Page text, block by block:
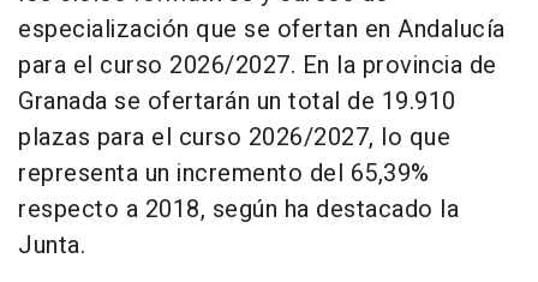
especialización que se ofertan en Andalucía
para el curso 2026/2027. En la provincia de
Granada se ofertarán un total de 19.910
plazas para el curso 2026/2027, lo que
representa un incremento del 65,39%
respecto a 2018, según ha destacado la
Junta.